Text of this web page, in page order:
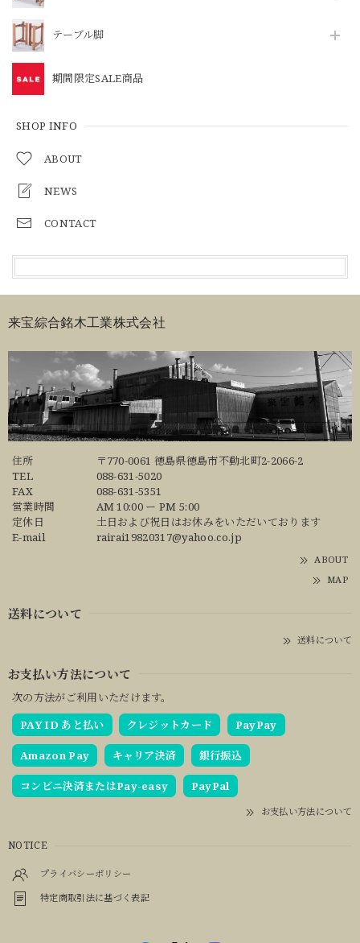
テーブル脚
期間限定SALE商品
SHOP INFO
ABOUT
NEWS
CONTACT
来宝綜合銘木工業株式会社
住所
〒770-0061 徳島県徳島市不動北町2-2066-2
TEL
088-631-5020
FAX
088-631-5351
営業時間
AM 10:00 ー PM 5:00
定休日
土日および祝日はお休みをいただいております
E-mail
rairai19820317@yahoo.co.jp
ABOUT
MAP
送料について
送料について
お支払い方法について
次の方法がご利用いただけます。
PAY ID あと払い
クレジットカード PayPay
Amazon Pay キャリア決済 銀行振込
コンビニ決済またはPay-easy PayPal
お支払い方法について
NOTICE
プライバシーポリシー
特定商取引法に基づく表記